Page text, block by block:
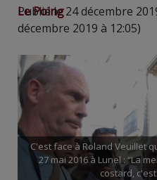
Le Poing
Publié le 24 décembre
décembre 2019 à 12:05)
C'est face à Roland Veuillet
27 mai 2016 à Lunel : “La
costard,